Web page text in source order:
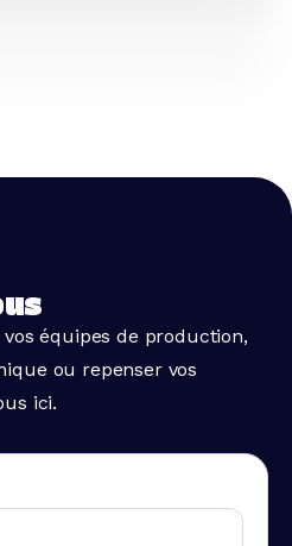
équipes de production,
ou repenser vos
ici.